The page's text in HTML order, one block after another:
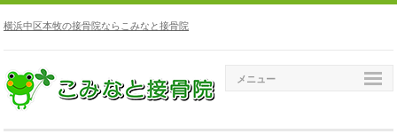
横浜中区本牧の接骨院ならこみなと接骨院
メニュー